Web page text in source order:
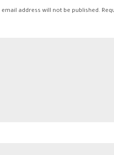
email address will not be published.